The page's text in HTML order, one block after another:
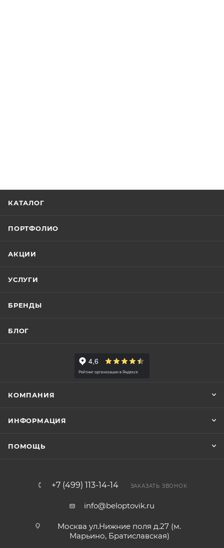
КАТАЛОГ
ПОРТФОЛИО
АКЦИИ
УСЛУГИ
БРЕНДЫ
БЛОГ
КОМПАНИЯ
ИНФОРМАЦИЯ
ПОМОЩЬ
+7 (499) 113-14-14 ЗАКАЗАТЬ ЗВОНОК
info@beloptovik.ru
Москва ул.Нижние поля д.27 (м.
Марьино, Братиславская)